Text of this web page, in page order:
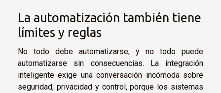
La automatización también tiene
límites y reglas
No todo debe automatizarse, y no todo puede
automatizarse sin consecuencias. La integración
inteligente exige una conversación incómoda sobre
seguridad, privacidad y control, porque los sistemas